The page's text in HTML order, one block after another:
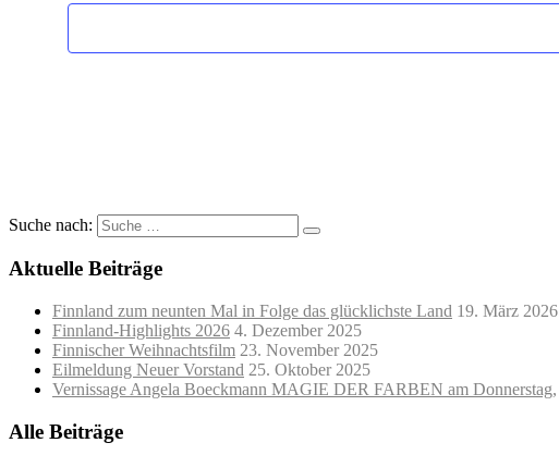
Suche nach:
Aktuelle Beiträge
Finnland zum neunten Mal in Folge das glücklichste Land 19. März 2026
Finnland-Highlights 2026 4. Dezember 2025
Finnischer Weihnachtsfilm 23. November 2025
Eilmeldung Neuer Vorstand 25. Oktober 2025
Vernissage Angela Boeckmann MAGIE DER FARBEN am Donnerstag,
Alle Beiträge